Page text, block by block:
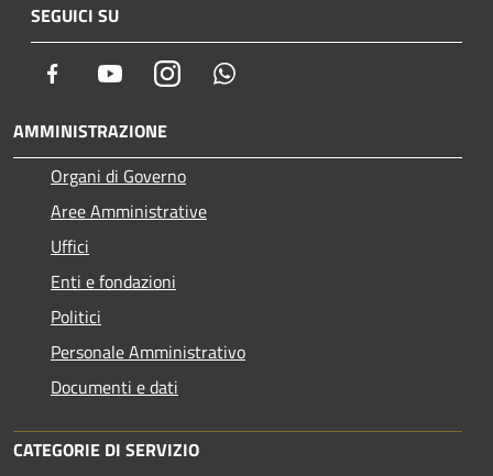
SEGUICI SU
Facebook YoutubeInstagram
AMMINISTRAZIONE
Organi di Governo
Aree Amministrative
Uffici
Enti e fondazioni
Politici
Personale Amministrativo
Documenti e dati
CATEGORIE DI SERVIZIO